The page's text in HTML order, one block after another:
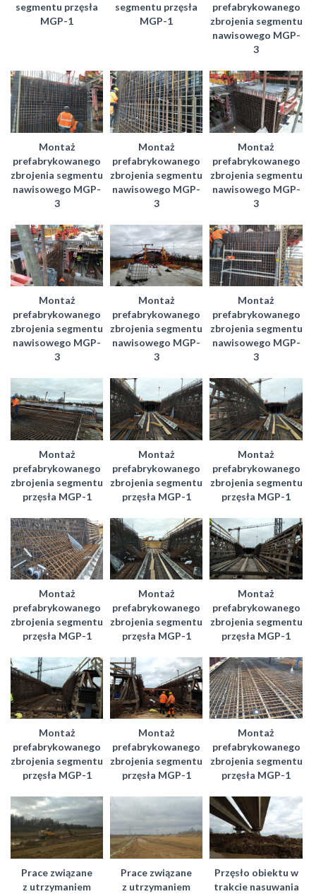
segmentu przęsła
MGP-1
segmentu przęsła
MGP-1
prefabrykowanego
zbrojenia segmentu
nawisowego MGP-
3
Montaż
prefabrykowanego
zbrojenia segmentu
nawisowego MGP-
3
Montaż
prefabrykowanego
zbrojenia segmentu
nawisowego MGP-
3
Montaż
prefabrykowanego
zbrojenia segmentu
nawisowego MGP-
3
Montaż
prefabrykowanego
zbrojenia segmentu
nawisowego MGP-
3
Montaż
prefabrykowanego
zbrojenia segmentu
nawisowego MGP-
3
Montaż
prefabrykowanego
zbrojenia segmentu
nawisowego MGP-
3
Montaż
prefabrykowanego
zbrojenia segmentu
przęsła MGP-1
Montaż
prefabrykowanego
zbrojenia segmentu
przęsła MGP-1
Montaż
prefabrykowanego
zbrojenia segmentu
przęsła MGP-1
Montaż
prefabrykowanego
zbrojenia segmentu
przęsła MGP-1
Montaż
prefabrykowanego
zbrojenia segmentu
przęsła MGP-1
Montaż
prefabrykowanego
zbrojenia segmentu
przęsła MGP-1
Montaż
prefabrykowanego
zbrojenia segmentu
przęsła MGP-1
Montaż
prefabrykowanego
zbrojenia segmentu
przęsła MGP-1
Montaż
prefabrykowanego
zbrojenia segmentu
przęsła MGP-1
Prace związane
z utrzymaniem
Prace związane
z utrzymaniem
Przęsło obiektu w
trakcie nasuwania